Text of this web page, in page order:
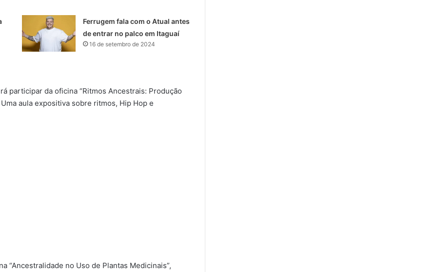
Ferrugem fala com o Atual antes
de entrar no palco em Itaguaí
16 de setembro de 2024
participar da oficina “Ritmos Ancestrais: Produção
aula expositiva sobre ritmos, Hip Hop e
“Ancestralidade no Uso de Plantas Medicinais”,